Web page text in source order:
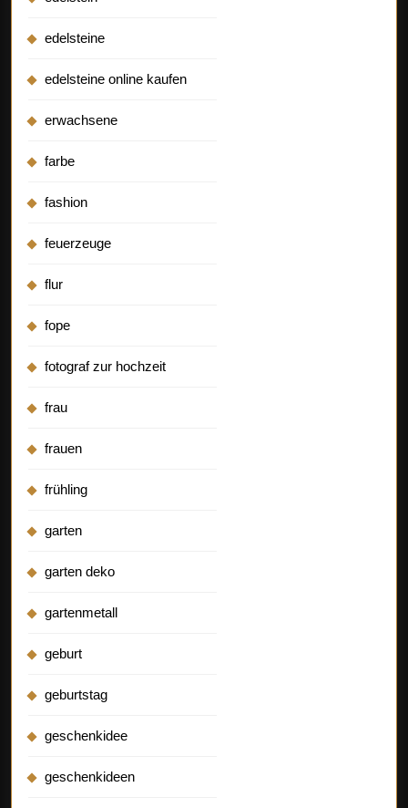
edelsteine
edelsteine online kaufen
erwachsene
farbe
fashion
feuerzeuge
flur
fope
fotograf zur hochzeit
frau
frauen
frühling
garten
garten deko
gartenmetall
geburt
geburtstag
geschenkidee
geschenkideen